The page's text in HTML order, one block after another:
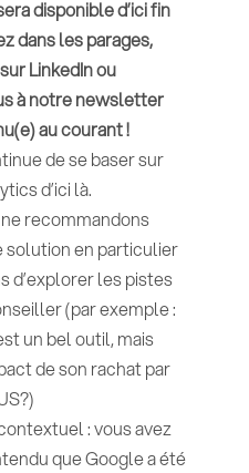
disponible d’ici fin
dans les parages,
LinkedIn ou
à notre newsletter
au courant !
de se baser sur
d’ici là.
recommandons
solution en particulier
d’explorer les pistes
(par exemple :
un bel outil, mais
de son rachat par
: vous avez
que Google a été